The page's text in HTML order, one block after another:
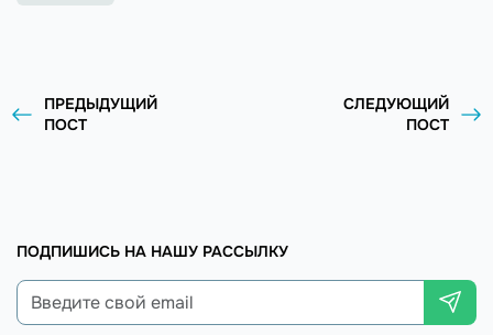
ПРЕДЫДУЩИЙ
ПОСТ
СЛЕДУЮЩИЙ
ПОСТ
ПОДПИШИСЬ НА НАШУ РАССЫЛКУ